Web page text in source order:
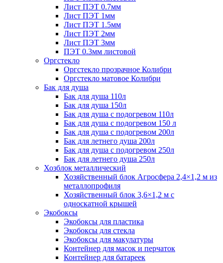
Лист ПЭТ 0.7мм
Лист ПЭТ 1мм
Лист ПЭТ 1.5мм
Лист ПЭТ 2мм
Лист ПЭТ 3мм
ПЭТ 0.3мм листовой
Оргстекло
Оргстекло прозрачное Колибри
Оргстекло матовое Колибри
Бак для душа
Бак для душа 110л
Бак для душа 150л
Бак для душа с подогревом 110л
Бак для душа с подогревом 150 л
Бак для душа с подогревом 200л
Бак для летнего душа 200л
Бак для душа с подогревом 250л
Бак для летнего душа 250л
Хозблок металлический
Хозяйственный блок Агросфера 2,4×1,2 м из
металлопрофиля
Хозяйственный блок 3,6×1,2 м с
односкатной крышей
Экобоксы
Экобоксы для пластика
Экобоксы для стекла
Экобоксы для макулатуры
Контейнер для масок и перчаток
Контейнер для батареек